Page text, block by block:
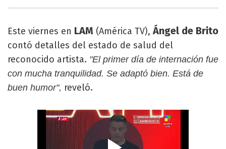
Este viernes en LAM (América TV),Ángel de Brito
contó detalles del estado de salud del
reconocido artista. "El primer día de internación fue
con mucha tranquilidad. Se adaptó bien. Está de
buen humor", reveló.